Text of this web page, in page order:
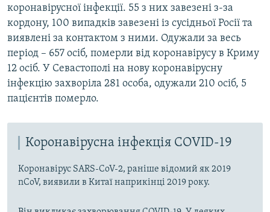
коронавірусної інфекції. 55 з них завезені з-за
кордону, 100 випадків завезені із сусідньої Росії та
виявлені за контактом з ними. Одужали за весь
період – 657 осіб, померли від коронавірусу в Криму
12 осіб. У Севастополі на нову коронавірусну
інфекцію захворіла 281 особа, одужали 210 осіб, 5
пацієнтів померло.
Коронавірусна інфекція COVID-19
Коронавірус SARS-CoV-2, раніше відомий як 2019
nCoV, виявили в Китаї наприкінці 2019 року.